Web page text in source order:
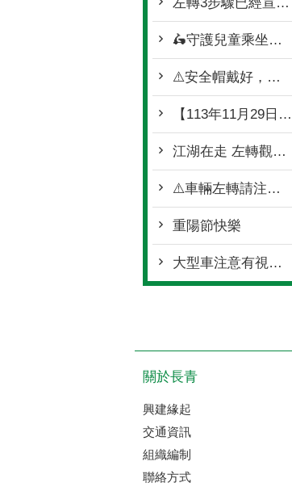
🛵守護兒童乘坐機車安全守則🛵
⚠️安全帽戴好，頤帶請扣好⚠️
【113年11月29日前微型電動二輪車請記得領牌】
江湖在走 左轉觀念要有
⚠️車輛左轉請注意 停讓行人再前行⚠️
重陽節快樂
大型車注意有視覺死角
關於長青
興建緣起
交通資訊
組織編制
聯絡方式